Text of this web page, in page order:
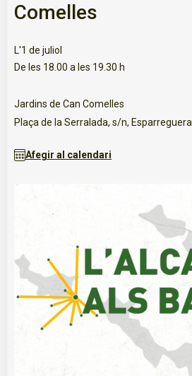
Comelles
L'1 de juliol
De les 18.00 a les 19.30 h
Jardins de Can Comelles
Plaça de la Serralada, s/n, Esparreguera
Afegir al calendari